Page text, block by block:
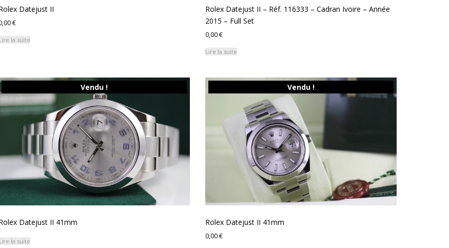
Datejust II
€
la suite
Rolex Datejust II – Réf. 116333 – Cadran Ivoire – Année
2015 – Full Set
0,00€
Lire la suite
Vendu !
Datejust II 41mm
la suite
Vendu !
Rolex Datejust II 41mm
0,00€